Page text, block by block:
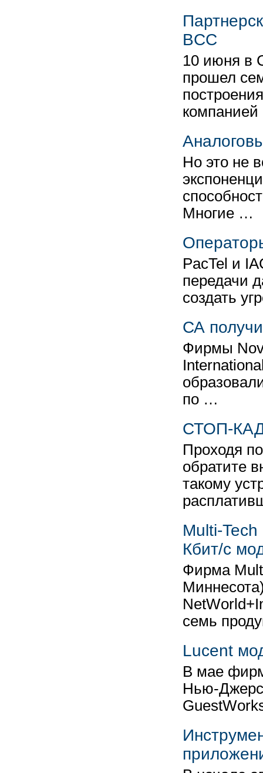
BCC
10 июня в
прошел
Но это не
Многие …
PacTel и
передачи
создать
СА
Фирмы
по …
СТОП-
Проходя
обратите
такому
Multi-
Кбит/с
Фирма
семь
Lucent
В мае
Нью-